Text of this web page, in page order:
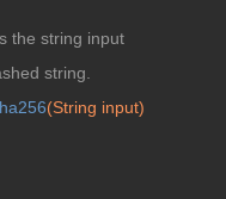
the string input
string.
(String input)